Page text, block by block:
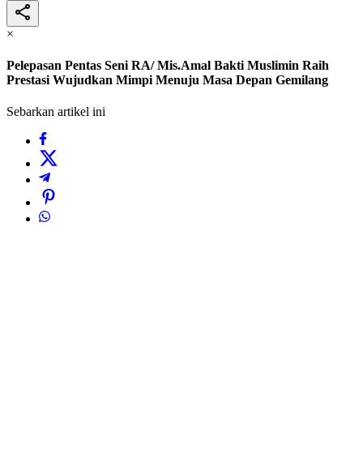
×
Pelepasan Pentas Seni RA/ Mis.Amal Bakti Muslimin Raih
Prestasi Wujudkan Mimpi Menuju Masa Depan Gemilang
Sebarkan artikel ini